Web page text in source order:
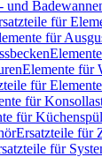
und
für
für
Elemente für
für
für
für
Ersatzteile für
für